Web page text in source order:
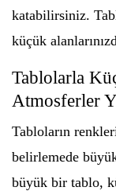
katabilirsiniz.
küçük
Tablolarla
Atmosferler
Tabloların
belirlemede
büyük bir tablo,